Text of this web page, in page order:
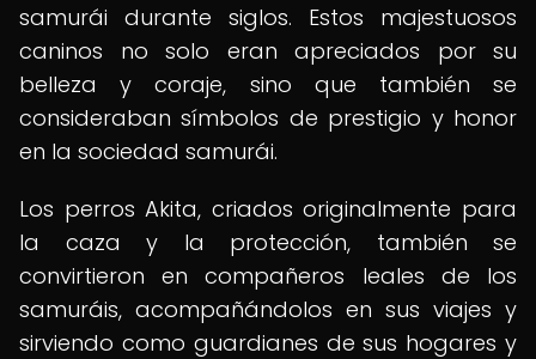
samurái durante siglos. Estos majestuosos
caninos no solo eran apreciados por su
belleza y coraje, sino que también se
consideraban símbolos de prestigio y honor
en la sociedad samurái.
Los perros Akita, criados originalmente para
la caza y la protección, también se
convirtieron en compañeros leales de los
samuráis, acompañándolos en sus viajes y
sirviendo como guardianes de sus hogares y